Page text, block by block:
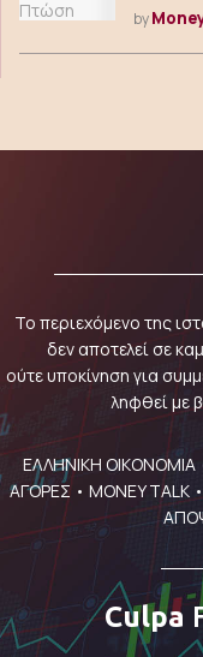
by
Το περιεχόμενο της
δεν αποτελεί σε
ούτε υποκίνηση για
ληφθεί με
ΕΛΛΗΝΙΚΗ ΟΙΚΟΝΟΜΙΑ
ΑΓΟΡΕΣ• MONEY TALK •
Culpa